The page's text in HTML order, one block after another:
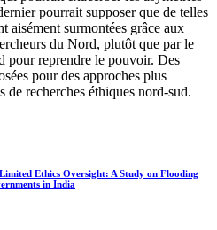
pourrait supposer que de telles
aisément surmontées grâce aux
du Nord, plutôt que par le
pour reprendre le pouvoir. Des
pour des approches plus
de recherches éthiques nord-sud.
Ethics Oversight: A Study on Flooding
in India